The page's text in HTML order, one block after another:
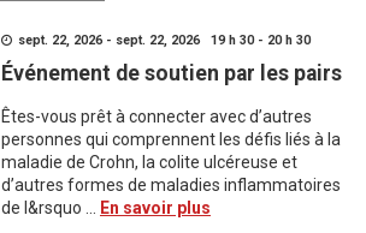
sept. 22, 2026 - sept. 22, 2026 19 h 30 - 20 h 30
Événement de soutien par les pairs
Êtes-vous prêt à connecter avec d’autres
personnes qui comprennent les défis liés à la
maladie de Crohn, la colite ulcéreuse et
d’autres formes de maladies inflammatoires
de l&rsquo ...
En savoir plus